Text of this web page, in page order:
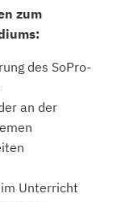
zum
des SoPro-
an der
Unterricht